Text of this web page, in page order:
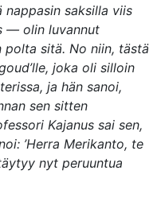
nappasin saksilla viis
— olin luvannut
sitä. No niin, tästä
joka oli silloin
ja hän sanoi,
sen sitten
Kajanus sai sen,
’Herra Merikanto, te
nyt peruuntua